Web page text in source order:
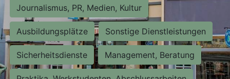
Journalismus, PR, Medien, Kultur
Ausbildungsplätze Sonstige Dienstleistungen
Sicherheitsdienste Management, Beratung